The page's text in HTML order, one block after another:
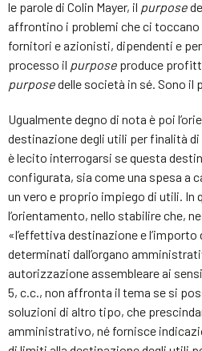
le parole di Colin Mayer, il purpose
affrontino i problemi che ci
fornitori e azionisti, dipendenti e
processo il purpose produce
purposedelle società in sé. Sono il
Ugualmente degno di nota è poi
destinazione degli utili per finalità
è lecito interrogarsi se questa
configurata, sia come una spesa a
un vero e proprio impiego di utili.
l’orientamento, nello stabilire che,
«l’effettiva destinazione e l’importo
determinati dall’organo
autorizzazione assembleare ai sensi
5, c.c., non affronta il tema se si
soluzioni di altro tipo, che
amministrativo, né fornisce